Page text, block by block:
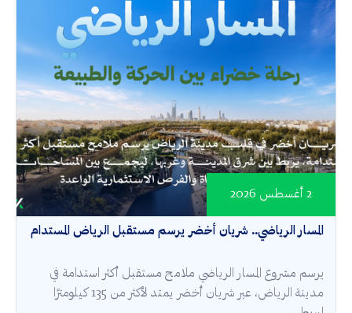
المسار الرياضي.. شريان أخضر يرسم مستقبل الرياض المستدام
2 أغسطس 2026
يرسم مشروع المسار الرياضي ملامح مستقبل أكثر استدامة في
مدينة الرياض، عبر شريان أخضر يمتد لأكثر من 135 كيلومترًا